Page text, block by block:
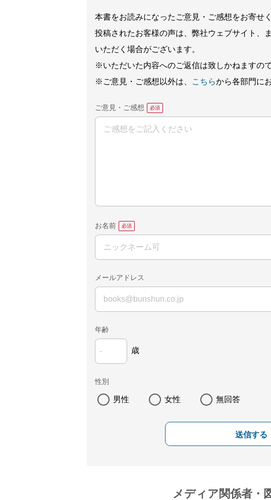
本書をお読みになったご意見・ご感想をお寄せく
投稿されたお客様の声は、弊社ウェブサイト、
いただく場合がございます。
※いただいた内容へのご返信は致しかねますの
※ご意見・ご感想以外は、
こちらから各部門に
ご意見・ご感想
お名前
メールアドレス
年齢
歳
性別
男性 女性 無回答
送信する
メディア関係者・